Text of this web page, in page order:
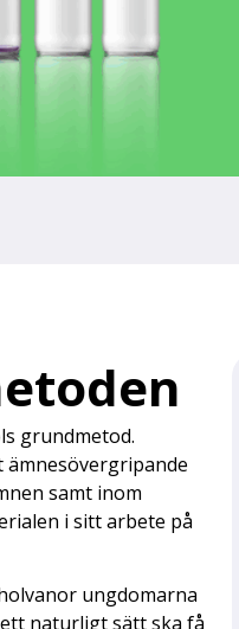
grundmetod.
samt inom
i sitt arbete på
ungdomarna
naturligt sätt ska få